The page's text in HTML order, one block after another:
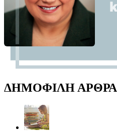
ΔΗΜΟΦΙΛΗ ΑΡΘΡΑ